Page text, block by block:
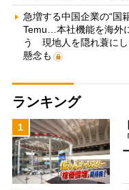
急増する中国企業の“国
Temu…本社機能を海外
う 現地人を隠れ蓑にし
懸念も
ランキング
1